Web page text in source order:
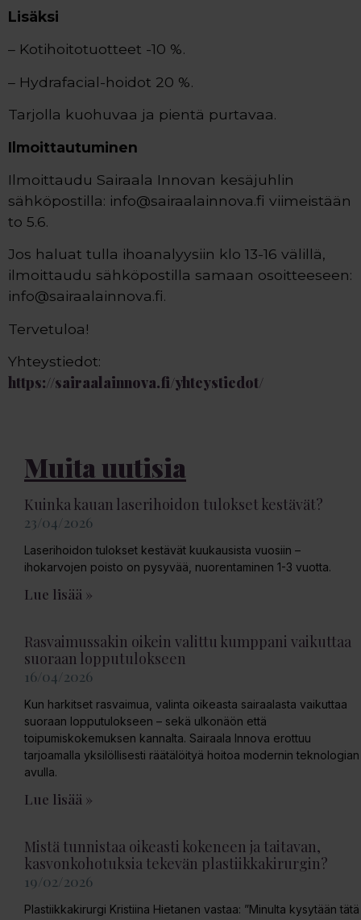
Lisäksi
– Kotihoitotuotteet -10 %.
– Hydrafacial-hoidot 20 %.
Tarjolla kuohuvaa ja pientä purtavaa.
Ilmoittautuminen
Ilmoittaudu Sairaala Innovan kesäjuhlin
sähköpostilla: info@sairaalainnova.fi viimeistään
to 5.6.
Jos haluat tulla ihoanalyysiin klo 13-16 välillä,
ilmoittaudu sähköpostilla samaan osoitteeseen:
info@sairaalainnova.fi.
Tervetuloa!
Yhteystiedot:
https://sairaalainnova.fi/yhteystiedot/
Muita uutisia
Kuinka kauan laserihoidon tulokset kestävät?
23/04/2026
Laserihoidon tulokset kestävät kuukausista vuosiin –
ihokarvojen poisto on pysyvää, nuorentaminen 1-3 vuotta.
Lue lisää »
Rasvaimussakin oikein valittu kumppani vaikuttaa
suoraan lopputulokseen
16/04/2026
Kun harkitset rasvaimua, valinta oikeasta sairaalasta vaikuttaa
suoraan lopputulokseen – sekä ulkonäön että
toipumiskokemuksen kannalta. Sairaala Innova erottuu
tarjoamalla yksilöllisesti räätälöityä hoitoa modernin teknologian
avulla.
Lue lisää »
Mistä tunnistaa oikeasti kokeneen ja taitavan,
kasvonkohotuksia tekevän plastiikkakirurgin?
19/02/2026
Plastiikkakirurgi Kristiina Hietanen vastaa: ”Minulta kysytään tätä